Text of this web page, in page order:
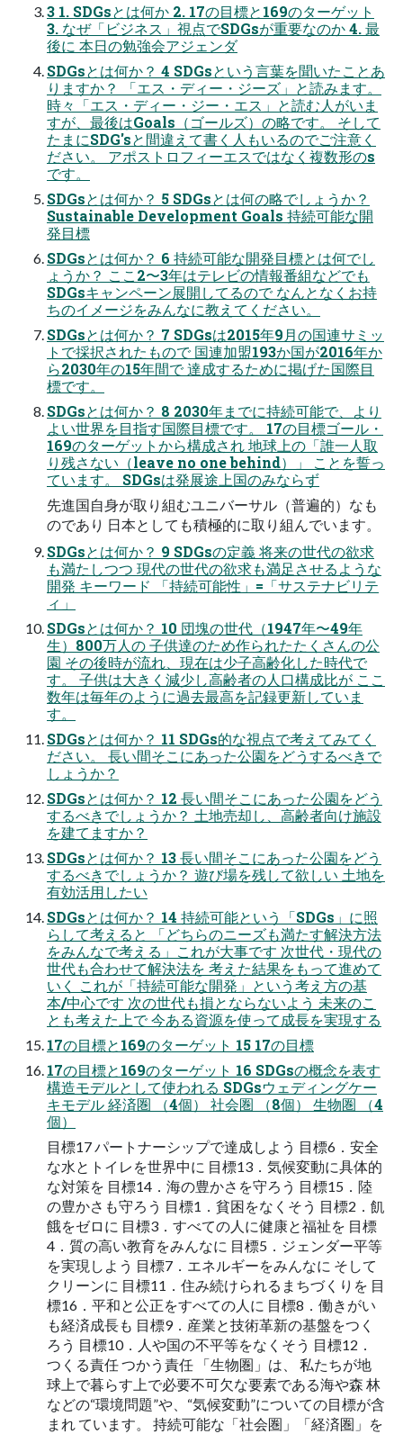
3 1. SDGsとは何か 2. 17の⽬標と169のターゲット
3. なぜ「ビジネス」視点でSDGsが重要なのか 4. 最
後に 本⽇の勉強会アジェンダ
SDGsとは何か？ 4 SDGsという⾔葉を聞いたことあ
りますか？ 「エス・ディー・ジーズ」と読みます。
時々「エス・ディー・ジー・エス」と読む⼈がいま
すが、最後はGoals（ゴールズ）の略です。 そして
たまにSDG'sと間違えて書く⼈もいるのでご注意く
ださい。 アポストロフィーエスではなく複数形のs
です。
SDGsとは何か？ 5 SDGsとは何の略でしょうか？
Sustainable Development Goals 持続可能な開
発⽬標
SDGsとは何か？ 6 持続可能な開発⽬標とは何でし
ょうか？ ここ2〜3年はテレビの情報番組などでも
SDGsキャンペーン展開してるので なんとなくお持
ちのイメージをみんなに教えてください。
SDGsとは何か？ 7 SDGsは2015年9⽉の国連サミッ
トで採択されたもので 国連加盟193か国が2016年か
ら2030年の15年間で 達成するために掲げた国際⽬
標です。
SDGsとは何か？ 8 2030年までに持続可能で、より
よい世界を⽬指す国際⽬標です。 17の⽬標ゴール・
169のターゲットから構成され 地球上の「誰⼀⼈取
り残さない（leave no one behind）」 ことを誓っ
ています。 SDGsは発展途上国のみならず
先進国⾃⾝が取り組むユニバーサル（普遍的）なも
のであり ⽇本としても積極的に取り組んでいます。
SDGsとは何か？ 9 SDGsの定義 将来の世代の欲求
も満たしつつ 現代の世代の欲求も満⾜させるような
開発 キーワード 「持続可能性」=「サステナビリテ
ィ」
SDGsとは何か？ 10 団塊の世代（1947年〜49年
⽣）800万⼈の ⼦供達のため作られたたくさんの公
園 その後時が流れ、現在は少⼦⾼齢化した時代で
す。 ⼦供は⼤きく減少し⾼齢者の⼈⼝構成⽐が ここ
数年は毎年のように過去最⾼を記録更新していま
す。
SDGsとは何か？ 11 SDGs的な視点で考えてみてく
ださい。 ⻑い間そこにあった公園をどうするべきで
しょうか？
SDGsとは何か？ 12 ⻑い間そこにあった公園をどう
するべきでしょうか？ ⼟地売却し、⾼齢者向け施設
を建てますか？
SDGsとは何か？ 13 ⻑い間そこにあった公園をどう
するべきでしょうか？ 遊び場を残して欲しい ⼟地を
有効活⽤したい
SDGsとは何か？ 14 持続可能という「SDGs」に照
らして考えると 「どちらのニーズも満たす解決⽅法
をみんなで考える」これが⼤事です 次世代・現代の
世代も合わせて解決法を 考えた結果をもって進めて
いく これが「持続可能な開発」という考え⽅の基
本/中⼼です 次の世代も損とならないよう 未来のこ
とも考えた上で 今ある資源を使って成⻑を実現する
17の⽬標と169のターゲット 15 17の⽬標
17の⽬標と169のターゲット 16 SDGsの概念を表す
構造モデルとして使われる SDGsウェディングケー
キモデル 経済圏 （4個） 社会圏 （8個） ⽣物圏 （4
個）
⽬標17 パートナーシップで達成しよう ⽬標6．安全
な⽔とトイレを世界中に ⽬標13．気候変動に具体的
な対策を ⽬標14．海の豊かさを守ろう ⽬標15．陸
の豊かさも守ろう ⽬標1．貧困をなくそう ⽬標2．飢
餓をゼロに ⽬標3．すべての⼈に健康と福祉を ⽬標
4．質の⾼い教育をみんなに ⽬標5．ジェンダー平等
を実現しよう ⽬標7．エネルギーをみんなに そして
クリーンに ⽬標11．住み続けられるまちづくりを ⽬
標16．平和と公正をすべての⼈に ⽬標8．働きがい
も経済成⻑も ⽬標9．産業と技術⾰新の基盤をつく
ろう ⽬標10．⼈や国の不平等をなくそう ⽬標12．
つくる責任 つかう責任 「⽣物圏」は、 私たちが地
球上で暮らす上で必要不可⽋な要素である海や森 林
などの“環境問題”や、“気候変動”についての⽬標が含
まれ ています。 持続可能な「社会圏」「経済圏」を